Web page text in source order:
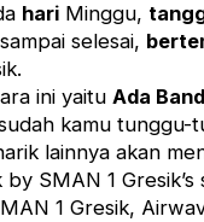
hari Minggu,
selesai,
ini yaitu Ada Band
kamu tunggu-
lainnya akan
SMAN 1
1 Gresik,